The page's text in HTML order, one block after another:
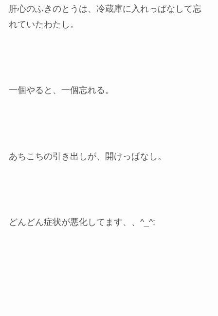
肝心のふきのとうは、冷蔵庫に入れっぱなして忘
れていたわたし。
一個やると、一個忘れる。
あちこちの引き出しが、開けっぱなし。
どんどん症状が悪化してます、、^_^;